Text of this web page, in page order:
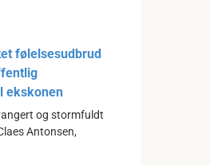
følelsesudbrud
og stormfuldt
Antonsen,